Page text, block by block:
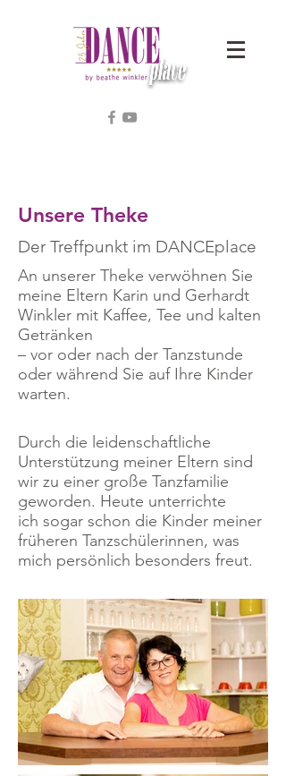
Unsere Theke
Der Treffpunkt im DANCEplace
An unserer Theke verwöhnen Sie
meine Eltern Karin und Gerhardt
Winkler mit Kaffee, Tee und kalten
Getränken
– vor oder nach der Tanzstunde
oder während Sie auf Ihre Kinder
warten.
Durch die leidenschaftliche
Unterstützung meiner Eltern sind
wir zu einer große Tanzfamilie
geworden. Heute unterrichte
ich sogar schon die Kinder meiner
früheren Tanzschülerinnen, was
mich persönlich besonders freut.